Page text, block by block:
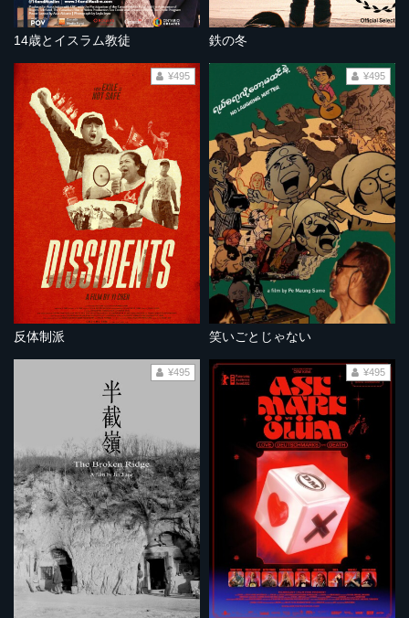
14歳とイスラム教徒 鉄の冬
反体制派
¥495
笑いごとじゃない
¥495
¥495 ¥495